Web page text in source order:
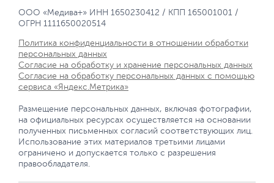
ООО «Медива+» ИНН 1650230412 / КПП 165001001 /
ОГРН 1111650020514
Политика конфиденциальности в отношении обработки
персональных данных
Согласие на обработку и хранение персональных данных
Согласие на обработку персональных данных с помощью
сервиса «Яндекс.Метрика»
Размещение персональных данных, включая фотографии,
на официальных ресурсах осуществляется на основании
полученных письменных согласий соответствующих лиц.
Использование этих материалов третьими лицами
ограничено и допускается только с разрешения
правообладателя.